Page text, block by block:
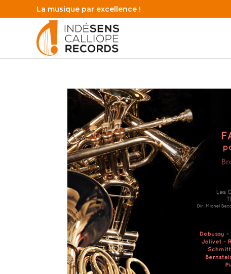
La musique par excellence !